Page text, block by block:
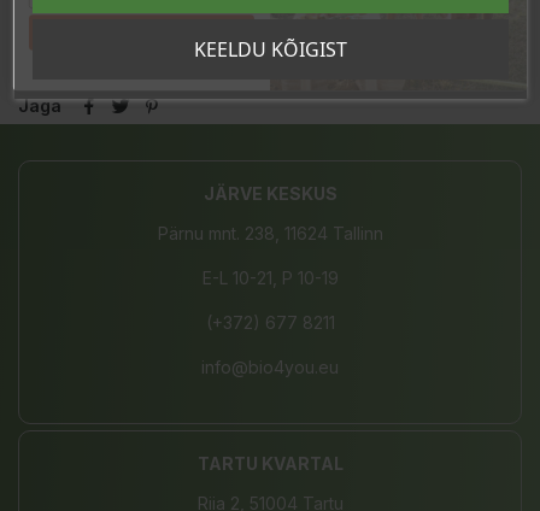
Jaga
JÄRVE KESKUS
Pärnu mnt. 238, 11624 Tallinn
E-L 10-21, P 10-19
(+372) 677 8211
info@bio4you.eu
TARTU KVARTAL
Riia 2, 51004 Tartu
KEELDU KÕIGIST